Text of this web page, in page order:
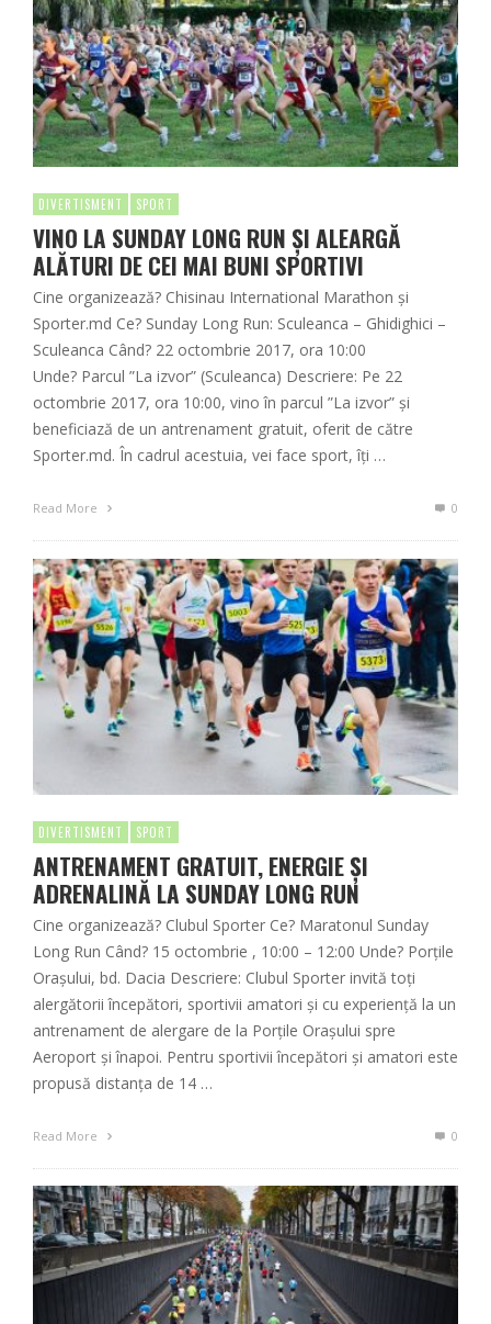
DIVERTISMENT SPORT
VINO LA SUNDAY LONG RUN ȘI ALEARGĂ
ALĂTURI DE CEI MAI BUNI SPORTIVI
Cine organizează? Chisinau International Marathon şi
Sporter.md Ce? Sunday Long Run: Sculeanca – Ghidighici –
Sculeanca Când? ​22 octombrie 2017, ora 10:00
Unde? Parcul ”La izvor” (Sculeanca) Descriere: Pe 22
octombrie 2017, ora 10:00, vino în parcul ”La izvor” și
beneficiază de un antrenament gratuit, oferit de către
Sporter.md. În cadrul acestuia, vei face sport, îți …
Read More 0
DIVERTISMENT SPORT
ANTRENAMENT GRATUIT, ENERGIE ȘI
ADRENALINĂ LA SUNDAY LONG RUN
Cine organizează? Clubul Sporter Ce? Maratonul Sunday
Long Run Când? 15 octombrie , 10:00 – 12:00 Unde? Porțile
Orașului, bd. Dacia Descriere: Clubul Sporter invită toți
alergătorii începători, sportivii amatori și cu experiență la un
antrenament de alergare de la Porțile Orașului spre
Aeroport și înapoi. Pentru sportivii începători și amatori este
propusă distanța de 14 …
Read More 0